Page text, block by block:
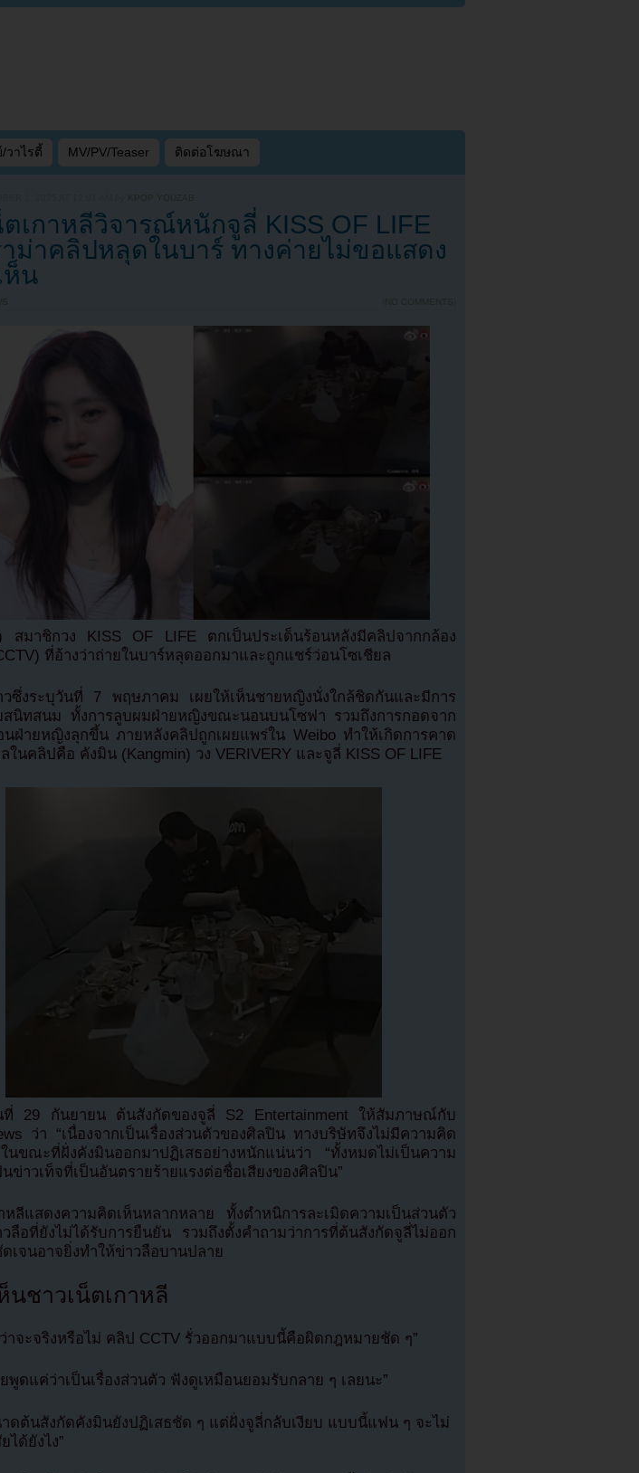
วาไรตี้ MV/PV/Teaser ติดต่อโฆษณา
KPOP YOUZAB
ตเกาหลีวิจารณ์หนักจูลี่ KISS OF LIFE
าม่าคลิปหลุดในบาร์ ทางค่ายไม่ขอแสดง
ห็น
NO COMMENTS
สมาชิกวง KISS OF LIFE ตกเป็นประเด็นร้อนหลังมีคลิปจากกล้อง
ที่อ้างว่าถ่ายในบาร์หลุดออกมาและถูกแชร์ว่อนโซเชียล
วซึ่งระบุวันที่ 7 พฤษภาคม เผยให้เห็นชายหญิงนั่งใกล้ชิดกันและมีการ
สนิทสนม ทั้งการลูบผมฝ่ายหญิงขณะนอนบนโซฟา รวมถึงการกอดจาก
นฝ่ายหญิงลุกขึ้น ภายหลังคลิปถูกเผยแพร่ใน Weibo ทำให้เกิดการคาด
ในคลิปคือ คังมิน (Kangmin) วง VERIVERY และจูลี่ KISS OF LIFE
ที่ 29 กันยายน ต้นสังกัดของจูลี่ S2 Entertainment ให้สัมภาษณ์กับ
ว่า “เนื่องจากเป็นเรื่องส่วนตัวของศิลปิน ทางบริษัทจึงไม่มีความคิด
นขณะที่ฝั่งคังมินออกมาปฏิเสธอย่างหนักแน่นว่า “ทั้งหมดไม่เป็นความ
นข่าวเท็จที่เป็นอันตรายร้ายแรงต่อชื่อเสียงของศิลปิน”
หลีแสดงความคิดเห็นหลากหลาย ทั้งตำหนิการละเมิดความเป็นส่วนตัว
ลือที่ยังไม่ได้รับการยืนยัน รวมถึงตั้งคำถามว่าการที่ต้นสังกัดจูลี่ไม่ออก
เจนอาจยิ่งทำให้ข่าวลือบานปลาย
นชาวเน็ตเกาหลี
ว่าจะจริงหรือไม่ คลิป CCTV รั่วออกมาแบบนี้คือผิดกฎหมายชัด ๆ”
ยพูดแค่ว่าเป็นเรื่องส่วนตัว ฟังดูเหมือนยอมรับกลาย ๆ เลยนะ”
าดต้นสังกัดคังมินยังปฏิเสธชัด ๆ แต่ฝั่งจูลี่กลับเงียบ แบบนี้แฟน ๆ จะไม่
ได้ยังไง”